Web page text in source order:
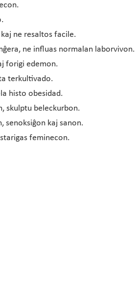
ne resaltos facile.
ne influas normalan laborvivon.
forigi edemon.
terkultivado.
histo obesidad.
skulptu beleckurbon.
senoksiĝon kaj sanon.
feminecon.